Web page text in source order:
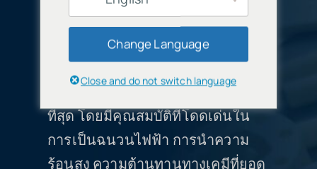
บริการ
การประยุกต์ใช้เซรามิก
บริษัทเซรามิก
อกไซด์อะลูมิเนียม
เซรามิกออกไซด์อะลูมิเนียมจัดเป็น
หนึ่งในวัสดุเซรามิกขั้นสูงที่พบมาก
ที่สุด โดยมีคุณสมบัติที่โดดเด่นใน
การเป็นฉนวนไฟฟ้า การนำความ
ร้อนสูง ความต้านทานทางเคมีที่ยอด
Change Language
Close and do not switch language